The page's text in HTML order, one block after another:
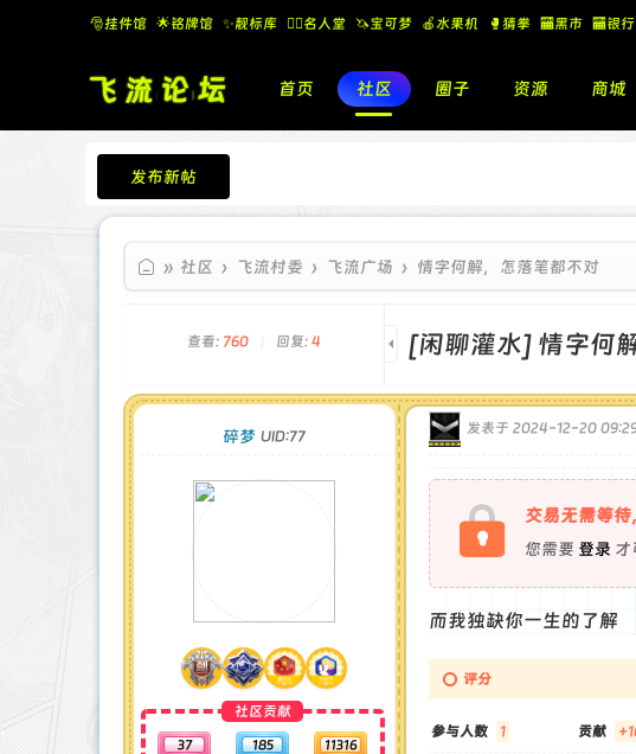
🎅挂件馆 🌟铭牌馆 ✨️靓标库 🧚‍♂️名人堂 🦄宝可梦 🍎水果机 🥊猜拳 🏧黑市 🏧银行
首页 社区 圈子 资源 商城
发布新帖
飞流论坛
» 社区 › 飞流村委 › 飞流广场 › 情字何解，怎落笔都不对
查看: 760 回复: 4 [闲聊灌水] 情字何
碎梦 UID:77
社区贡献
37 185 11316
发表于 2024-12-20
交易无需等
您需要 登录 才
而我独缺你一生的了解
评分
参与人数 1 贡献